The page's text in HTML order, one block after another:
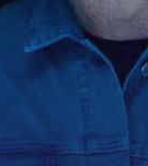
de l'AB